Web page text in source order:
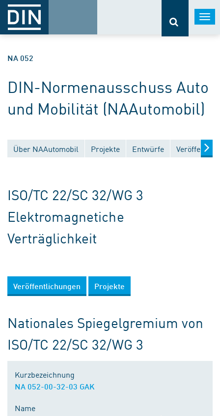
NA 052
DIN-Normenausschuss Auto
und Mobilität (NAAutomobil)
Über NAAutomobil Projekte Entwürfe
ISO/TC 22/SC 32/WG 3
Elektromagnetiche
Verträglichkeit
Veröffentlichungen Projekte
Nationales Spiegelgremium von
ISO/TC 22/SC 32/WG 3
Kurzbezeichnung
NA 052-00-32-03 GAK
Name